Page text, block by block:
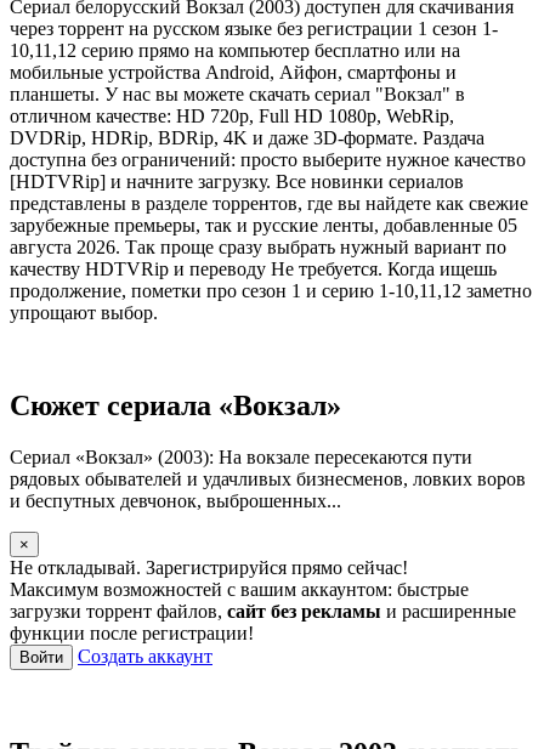
Сериал белорусский Вокзал (2003) доступен для скачивания
через торрент на русском языке без регистрации 1 сезон 1-
10,11,12 серию прямо на компьютер бесплатно или на
мобильные устройства Android, Айфон, смартфоны и
планшеты. У нас вы можете скачать сериал "Вокзал" в
отличном качестве: HD 720p, Full HD 1080p, WebRip,
DVDRip, HDRip, BDRip, 4K и даже 3D-формате. Раздача
доступна без ограничений: просто выберите нужное качество
[HDTVRip] и начните загрузку. Все новинки сериалов
представлены в разделе торрентов, где вы найдете как свежие
зарубежные премьеры, так и русские ленты, добавленные 05
августа 2026. Так проще сразу выбрать нужный вариант по
качеству HDTVRip и переводу Не требуется. Когда ищешь
продолжение, пометки про сезон 1 и серию 1-10,11,12 заметно
упрощают выбор.
Сюжет сериала «Вокзал»
Сериал «Вокзал» (2003): На вокзале пересекаются пути
рядовых обывателей и удачливых бизнесменов, ловких воров
и беспутных девчонок, выброшенных...
×
Не откладывай. Зарегистрируйся прямо сейчас!
Максимум возможностей с вашим аккаунтом: быстрые
загрузки торрент файлов, сайт без рекламы и расширенные
функции после регистрации!
Войти Создать аккаунт